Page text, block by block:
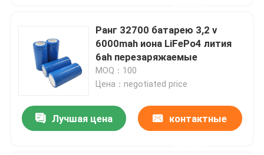
Продукция
VR - шоу
О Компании
Ранг 32700 батарею 3,2 v
6000mah иона LiFePo4 лития
6ah перезаряжаемые
MOQ：100
Цена：negotiated price
Лучшая цена контактные